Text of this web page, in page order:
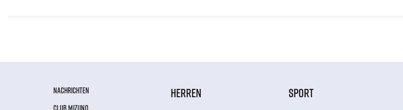
NACHRICHTEN
HERREN SPORT